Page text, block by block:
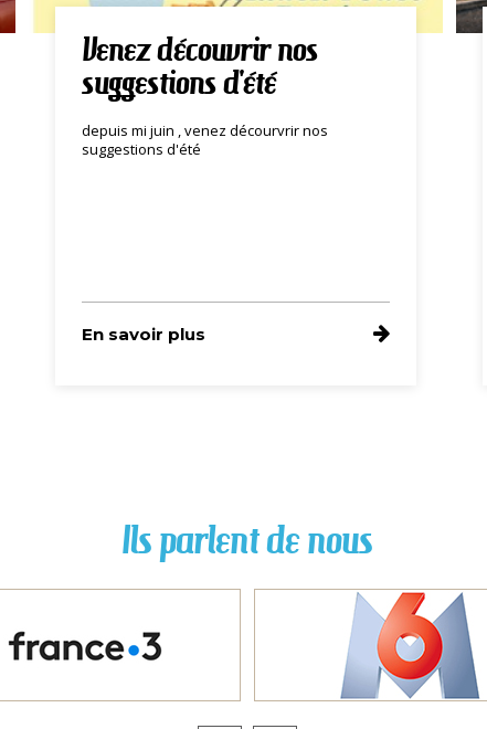
Venez découvrir nos
suggestions d'été
depuis mi juin , venez décourvrir nos
suggestions d'été
En savoir plus
Ils parlent de nous